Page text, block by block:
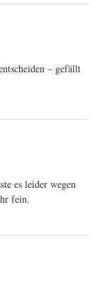
– gefällt
es leider wegen
fein.